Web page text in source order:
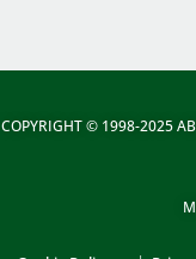
COPYRIGHT© 1998-2025